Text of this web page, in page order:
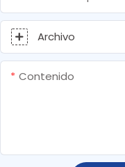
Archivo
Contenido